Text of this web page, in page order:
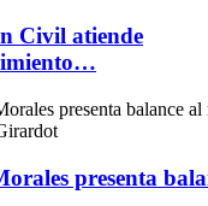
Civil atiende
presenta